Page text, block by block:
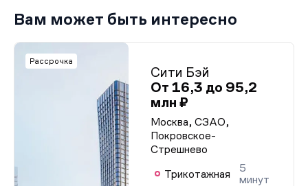
Вам может быть интересно
Рассрочка
Сити Бэй
От 16,3 до 95,2
млн ₽
Москва, СЗАО,
Покровское-
Стрешнево
Трикотажная
5
минут